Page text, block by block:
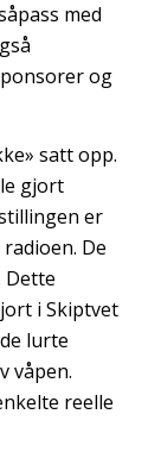
med
og
satt opp.
gjort
er
De
Dette
i Skiptvet
lurte
våpen.
reelle